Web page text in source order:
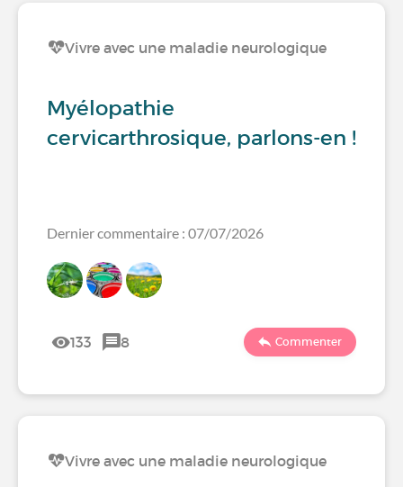
Vivre avec une maladie neurologique
Myélopathie
cervicarthrosique, parlons-en !
Dernier commentaire : 07/07/2026
133 8 Commenter
Vivre avec une maladie neurologique